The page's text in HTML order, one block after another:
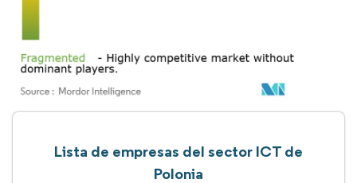
Lista de empresas del sector ICT de
Polonia